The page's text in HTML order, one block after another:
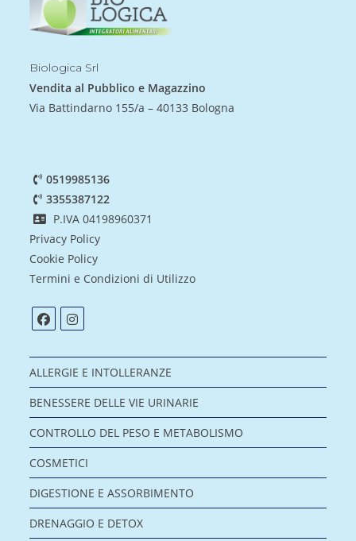
Biologica Srl
Vendita al Pubblico e Magazzino
Via Battindarno 155/a – 40133 Bologna
0519985136
3355387122
P.IVA 04198960371
Privacy Policy
Cookie Policy
Termini e Condizioni di Utilizzo
ALLERGIE E INTOLLERANZE
BENESSERE DELLE VIE URINARIE
CONTROLLO DEL PESO E METABOLISMO
COSMETICI
DIGESTIONE E ASSORBIMENTO
DRENAGGIO E DETOX